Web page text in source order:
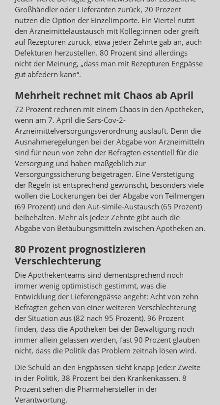
Großhändler oder Lieferanten zurück, 20 Prozent
nutzen die Option der Einzelimporte. Ein Viertel nutzt
den Arzneimittelaustausch mit Kolleg:innen oder greift
auf Rezepturen zurück, etwa jede:r Zehnte gab an, auch
Defekturen herzustellen. 80 Prozent sind allerdings
nicht der Meinung, „dass man mit Rezepturen Engpässe
gut abfedern kann“.
Mehrheit rechnet mit Chaos ab April
72 Prozent rechnen mit einem Chaos in den Apotheken,
wenn am 7. April die Sars-Cov-2-
Arzneimittelversorgungsverordnung ausläuft. Denn die
Ausnahmeregelungen bei der Abgabe von Arzneimitteln
sind für neun von zehn der Befragten essentiell für die
Versorgung und haben maßgeblich zur
Versorgungssicherung beigetragen. Eine Verstetigung
der Regeln ist entsprechend gewünscht, besonders viele
wollen die Lockerungen bei der Abgabe von Teilmengen
(69 Prozent) und den Aut-simile-Austausch (65 Prozent)
beibehalten. Mehr als jede:r Zehnte gibt auch die
Abgabe von Betäubungsmitteln zwischen Apotheken an.
80 Prozent prognostizieren
Verschlechterung
Die Apothekenteams sind dementsprechend noch
immer wenig optimistisch gestimmt, was die
Entwicklung der Lieferengpässe angeht: Acht von zehn
Befragten gehen von einer weiteren Verschlechterung
der Situation aus (82 nach 95 Prozent). 96 Prozent
finden, dass die Apotheken bei der Bewältigung noch
immer allein gelassen werden, fast 90 Prozent glauben
nicht, dass die Politik das Problem zeitnah lösen wird.
Die Schuld an den Engpässen sieht knapp jede:r Zweite
in der Politik, 38 Prozent bei den Krankenkassen. 8
Prozent sehen die Pharmahersteller in der
Verantwortung.